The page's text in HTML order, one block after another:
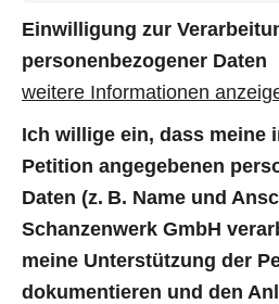
Einwilligung zur
personenbezogener Daten
weitere Informationen
Ich willige ein, dass meine
Petition angegebenen
Daten (z. B. Name und
Schanzenwerk GmbH
meine Unterstützung der
dokumentieren und den